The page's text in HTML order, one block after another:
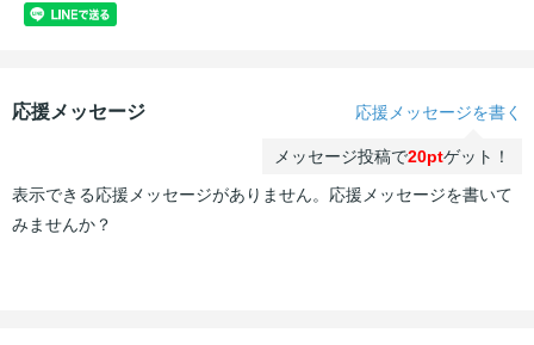
応援メッセージ 応援メッセージを書く
メッセージ投稿で20ptゲット！
表示できる応援メッセージがありません。応援メッセージを書いて
みませんか？